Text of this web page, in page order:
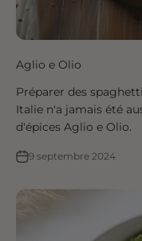
Aglio e Olio
Préparer des
Italie n'a jamais été
d'épices Aglio e Olio.
9 septembre 2024